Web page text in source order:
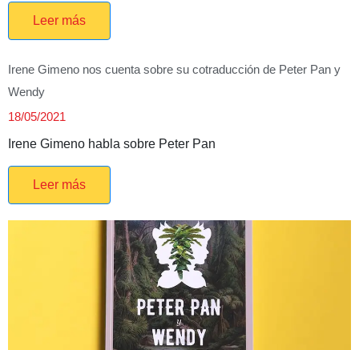
Leer más
Irene Gimeno nos cuenta sobre su cotraducción de Peter Pan y
Wendy
18/05/2021
Irene Gimeno habla sobre Peter Pan
Leer más